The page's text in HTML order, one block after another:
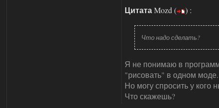
ЦитатаMozd ( ) :
Что надо сделать?
Я не понимаю в
"рисовать" в одном
Но могу спросить у кого
Что скажешь?